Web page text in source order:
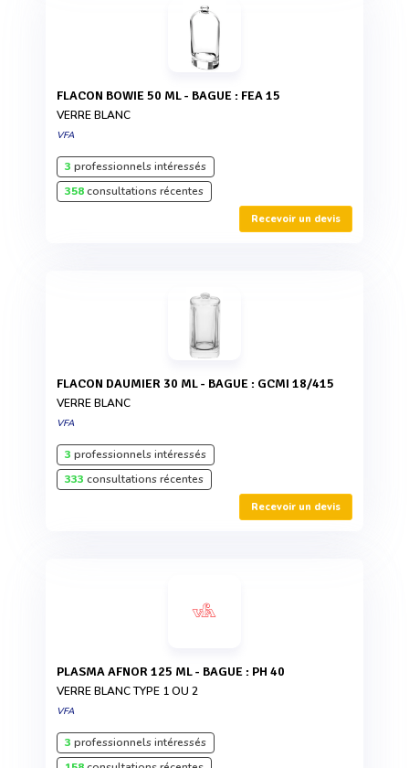
FLACON BOWIE 50 ML - BAGUE : FEA 15
VERRE BLANC
VFA
3 professionnels intéressés
358consultations récentes
Recevoir un devis
FLACON DAUMIER 30 ML - BAGUE : GCMI 18/415
VERRE BLANC
VFA
3 professionnels intéressés
333 consultations récentes
Recevoir un devis
PLASMA AFNOR 125 ML - BAGUE : PH 40
VERRE BLANC TYPE 1 OU 2
VFA
3 professionnels intéressés